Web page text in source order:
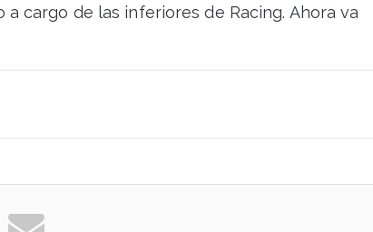
a cargo de las inferiores de Racing. Ahora va